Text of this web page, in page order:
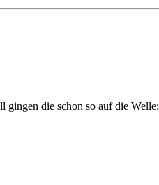
gingen die schon so auf die Welle: